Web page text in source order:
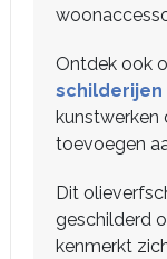
Ontdek ook
schilderijen
kunstwerken
toevoegen
Dit
geschilderd
kenmerkt